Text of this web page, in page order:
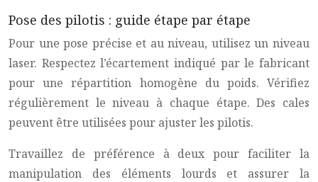
Pose des pilotis : guide étape par étape
Pour une pose précise et au niveau, utilisez un niveau
laser. Respectez l’écartement indiqué par le fabricant
pour une répartition homogène du poids. Vérifiez
régulièrement le niveau à chaque étape. Des cales
peuvent être utilisées pour ajuster les pilotis.
Travaillez de préférence à deux pour faciliter la
manipulation des éléments lourds et assurer la